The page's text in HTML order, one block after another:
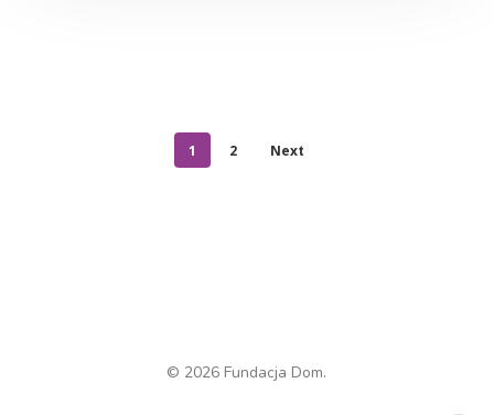
1 2 Next
© 2026 Fundacja Dom.